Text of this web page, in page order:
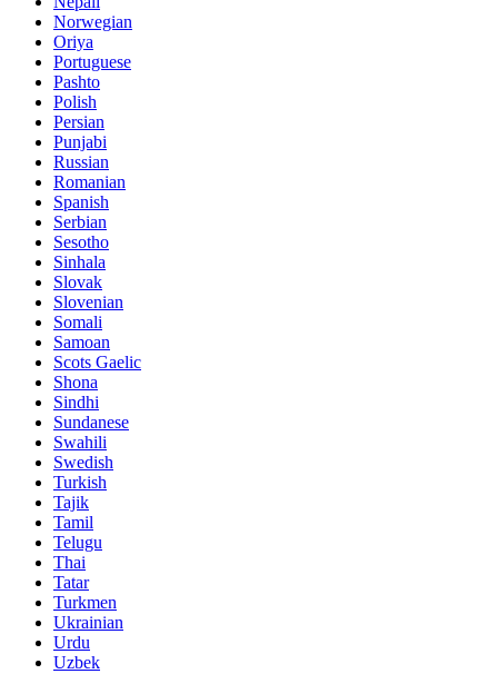
Norwegian
Oriya
Portuguese
Pashto
Polish
Persian
Punjabi
Russian
Romanian
Spanish
Serbian
Sesotho
Sinhala
Slovak
Slovenian
Somali
Samoan
Scots Gaelic
Shona
Sindhi
Sundanese
Swahili
Swedish
Turkish
Tajik
Tamil
Telugu
Thai
Tatar
Turkmen
Ukrainian
Urdu
Uzbek